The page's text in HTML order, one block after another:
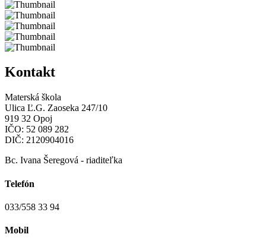
Kontakt
Materská škola
Ulica Ľ.G. Zaoseka 247/10
919 32 Opoj
IČO: 52 089 282
DIČ: 2120904016
Bc. Ivana Šeregová - riaditeľka
Telefón
033/558 33 94
Mobil